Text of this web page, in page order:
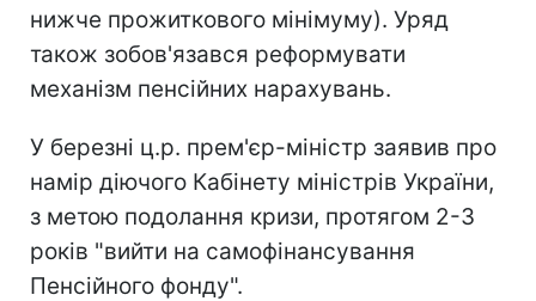
нижче прожиткового мінімуму). Уряд
також зобов'язався реформувати
механізм пенсійних нарахувань.
У березні ц.р. прем'єр-міністр заявив про
намір діючого Кабінету міністрів України,
з метою подолання кризи, протягом 2-3
років "вийти на самофінансування
Пенсійного фонду".